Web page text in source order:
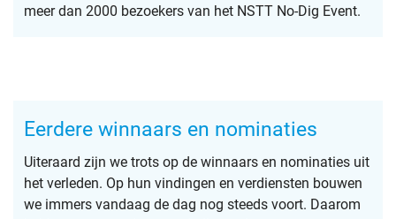
meer dan 2000 bezoekers van het NSTT No-Dig Event.
Eerdere winnaars en nominaties
Uiteraard zijn we trots op de winnaars en nominaties uit
het verleden. Op hun vindingen en verdiensten bouwen
we immers vandaag de dag nog steeds voort. Daarom